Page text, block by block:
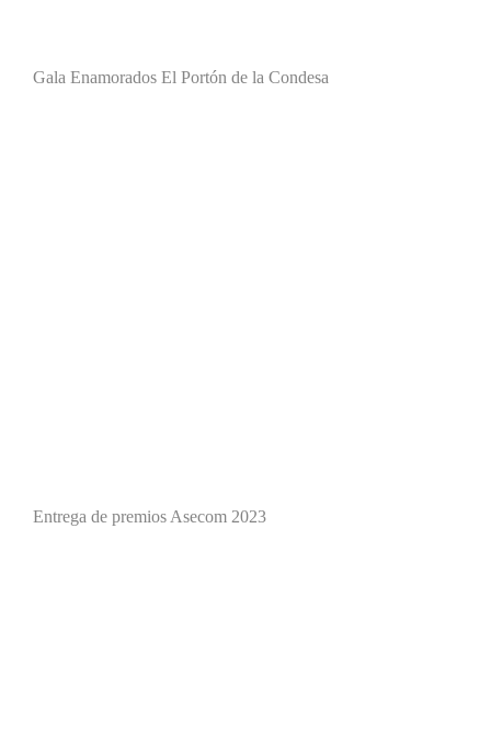
Gala Enamorados El Portón de la Condesa
Entrega de premios Asecom 2023